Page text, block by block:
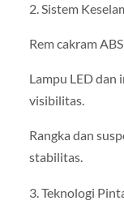
2. Sistem
Rem cakram
Lampu LED
visibilitas.
Rangka dan
stabilitas.
3. Teknologi